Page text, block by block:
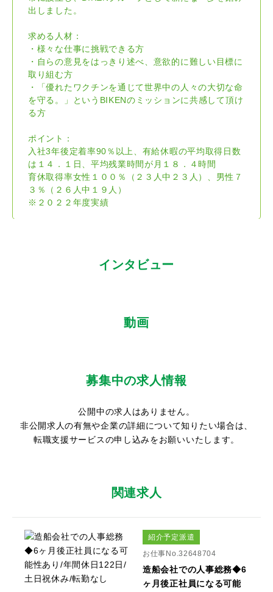
出しました。
求める人材：
・様々な仕事に挑戦できる方
・自らの意見をはっきり述べ、意欲的に難しい目標に
取り組む方
・「優れたワクチンを通じて世界中の人々の大切な命
を守る。」というBIKENのミッションに共感して頂け
る方
ポイント：
入社3年後定着率90％以上、有給休暇の平均取得日数
は１４．１日、平均残業時間が月１８．４時間
育休取得率女性１００％（２３人中２３人）、男性７
３％（２６人中１９人）
※２０２２年度実績
インタビュー
動画
募集中の求人情報
公開中の求人はありません。
非公開求人の有無や企業の詳細について知りたい場合は、
転職支援サービスの申し込みをお願いいたします。
関連求人
紹介予定派遣
お仕事No.32648704
造船会社での人事総務◆6
ヶ月後正社員になる可能